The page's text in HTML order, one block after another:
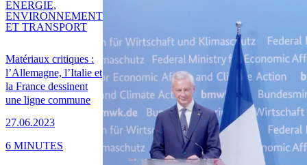
Matériaux critiques :
l’Allemagne, l’Italie et
la France dessinent
une ligne commune
27.06.2023
ENERGIE,
ENVIRONNEMENT
ET TRANSPORT
6 MINUTES